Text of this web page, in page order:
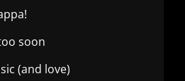
soon
(and love)